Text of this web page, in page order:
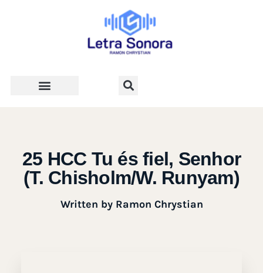
25 HCC Tu és fiel, Senhor
(T. Chisholm/W. Runyam)
Written byRamon Chrystian